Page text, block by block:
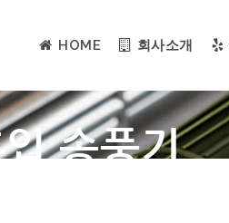
HOME 회사소개
송풍기